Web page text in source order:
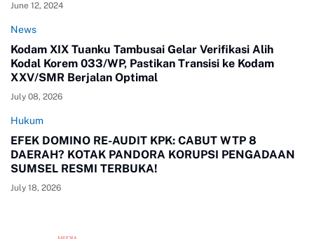
June 12, 2024
News
Kodam XIX Tuanku Tambusai Gelar Verifikasi Alih
Kodal Korem 033/WP, Pastikan Transisi ke Kodam
XXV/SMR Berjalan Optimal
July 08, 2026
Hukum
EFEK DOMINO RE-AUDIT KPK: CABUT WTP 8
DAERAH? KOTAK PANDORA KORUPSI PENGADAAN
SUMSEL RESMI TERBUKA!
July 18, 2026